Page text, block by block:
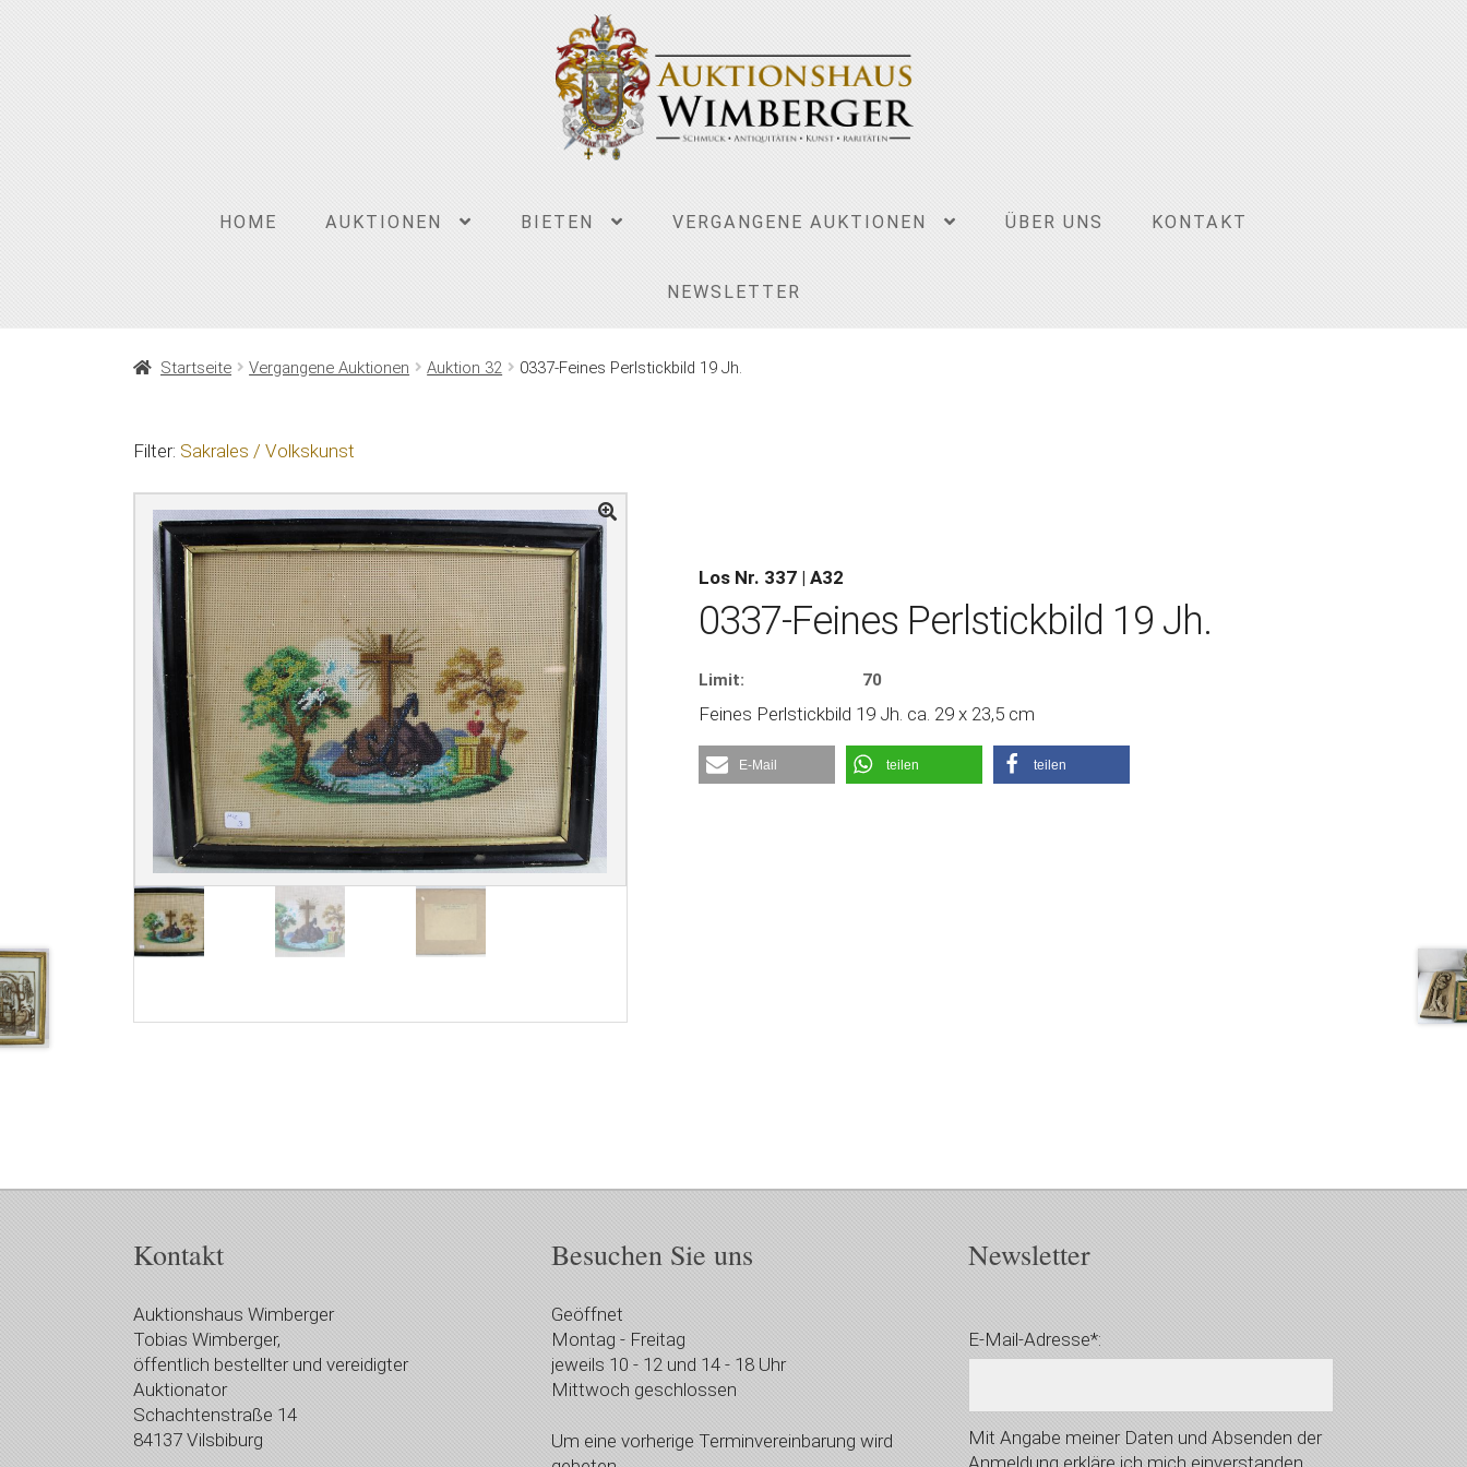
HOME AUKTIONEN BIETEN VERGANGENE AUKTIONEN ÜBER UNS KONTAKT
NEWSLETTER
Startseite Vergangene Auktionen Auktion 32 0337-Feines Perlstickbild 19 Jh.
Filter: Sakrales / Volkskunst
Los Nr. 337 | A32
0337-Feines Perlstickbild 19 Jh.
Limit: 70
Feines Perlstickbild 19 Jh. ca. 29 x 23,5 cm
E-Mail teilen teilen
Kontakt
Auktionshaus Wimberger
Tobias Wimberger,
öffentlich bestellter und vereidigter
Auktionator
Schachtenstraße 14
84137 Vilsbiburg
Besuchen Sie uns
Geöffnet
Montag - Freitag
jeweils 10 - 12 und 14 - 18 Uhr
Mittwoch geschlossen
Um eine vorherige Terminvereinbarung wird
Newsletter
E-Mail-Adresse*:
Mit Angabe meiner Daten und Absenden der